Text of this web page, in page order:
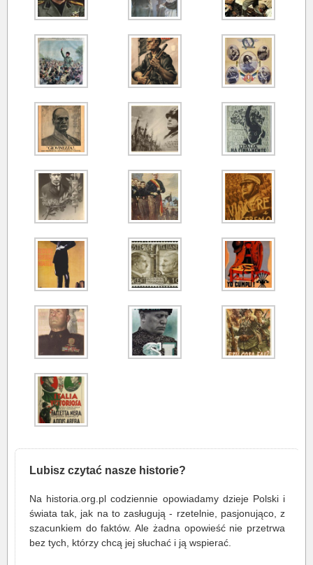
Lubisz czytać nasze historie?
Na historia.org.pl codziennie opowiadamy dzieje Polski i
świata tak, jak na to zasługują - rzetelnie, pasjonująco, z
szacunkiem do faktów. Ale żadna opowieść nie przetrwa
bez tych, którzy chcą jej słuchać i ją wspierać.